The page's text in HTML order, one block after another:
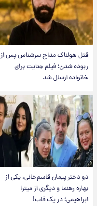
قتل هولناک مداح سرشناس پس از
ربوده شدن؛ فیلم جنایت برای
خانواده ارسال شد
دو دختر پیمان قاسم‌خانی، یکی از
بهاره رهنما و دیگری از میترا
ابراهیمی؛ در یک قاب!